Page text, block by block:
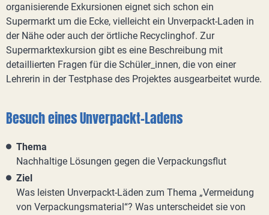
organisierende Exkursionen eignet sich schon ein
Supermarkt um die Ecke, vielleicht ein Unverpackt-Laden in
der Nähe oder auch der örtliche Recyclinghof. Zur
Supermarktexkursion gibt es eine Beschreibung mit
detaillierten Fragen für die Schüler_innen, die von einer
Lehrerin in der Testphase des Projektes ausgearbeitet wurde.
Besuch eines Unverpackt-Ladens
Thema
Nachhaltige Lösungen gegen die Verpackungsflut
Ziel
Was leisten Unverpackt-Läden zum Thema „Vermeidung
von Verpackungsmaterial“? Was unterscheidet sie von